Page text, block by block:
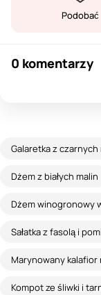
Podobać
0 komentarzy
Galaretka z czarnych
Dżem z białych malin
Dżem winogronowy
Sałatka z fasolą i
Marynowany kalafior
Kompot ze śliwki i